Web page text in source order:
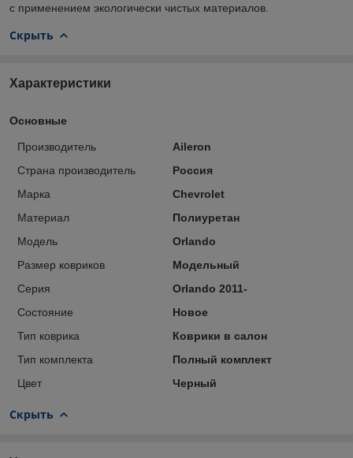
с применением экологически чистых материалов.
Скрыть
Характеристики
Основные
Производитель
Aileron
Страна производитель
Россия
Марка
Chevrolet
Материал
Полиуретан
Модель
Orlando
Размер ковриков
Модельный
Серия
Orlando 2011-
Состояние
Новое
Тип коврика
Коврики в салон
Тип комплекта
Полный комплект
Цвет
Черный
Скрыть